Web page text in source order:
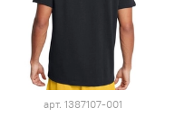
арт. 1387107-001